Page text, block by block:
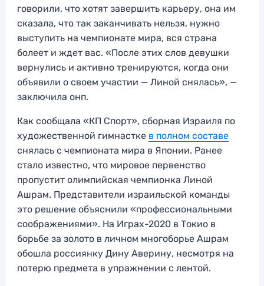
говорили, что хотят завершить карьеру, она им
сказала, что так заканчивать нельзя, нужно
выступить на чемпионате мира, вся страна
болеет и ждет вас. «После этих слов девушки
вернулись и активно тренируются, когда они
объявили о своем участии — Линой снялась», —
заключила онп.
Как сообщала «КП Спорт», сборная Израиля по
художественной гимнастке в полном составе
снялась с чемпионата мира в Японии. Ранее
стало известно, что мировое первенство
пропустит олимпийская чемпионка Линой
Ашрам. Представители израильской команды
это решение объяснили «профессиональными
соображениями». На Играх-2020 в Токио в
борьбе за золото в личном многоборье Ашрам
обошла россиянку Дину Аверину, несмотря на
потерю предмета в упражнении с лентой.